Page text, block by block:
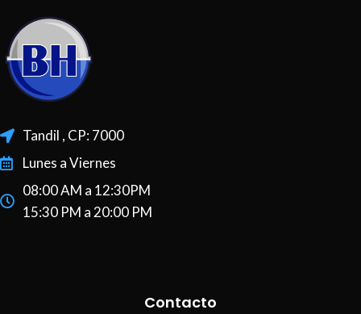
Tandil , CP: 7000
Lunes a Viernes
08:00 AM a 12:30PM
15:30 PM a 20:00 PM
Contacto